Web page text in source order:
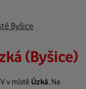
Byšice
(Byšice)
v místě Úzká. Na